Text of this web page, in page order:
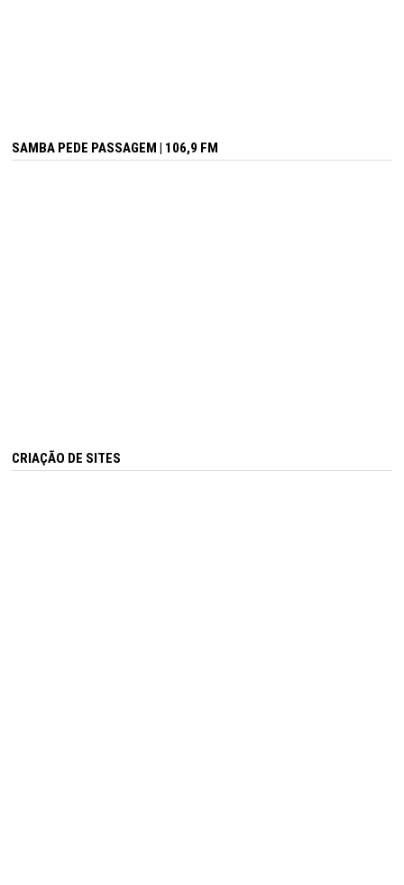
SAMBA PEDE PASSAGEM | 106,9 FM
CRIAÇÃO DE SITES